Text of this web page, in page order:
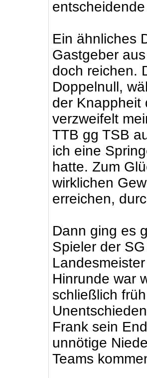
Ein ähnliches
Gastgeber
doch reichen.
Doppelnull,
der Knappheit
verzweifelt
TTB gg TSB
ich eine
hatte. Zum
wirklichen
erreichen,
Dann ging es
Spieler der
Hinrunde war
schließlich
Frank sein
unnötige
Teams